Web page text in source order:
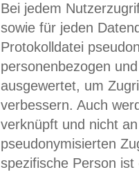
Bei jedem
sowie für jeden
Protokolldatei
personenbezogen
ausgewertet, um
verbessern. Auch
verknüpft und nicht
pseudonymisierten
spezifische Person